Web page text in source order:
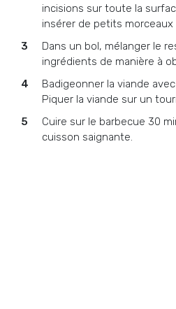
incisions sur toute la
insérer de petits morceaux
Dans un bol, mélanger le
ingrédients de manière à
Badigeonner la viande
Piquer la viande sur un
Cuire sur le barbecue 30
cuisson saignante.